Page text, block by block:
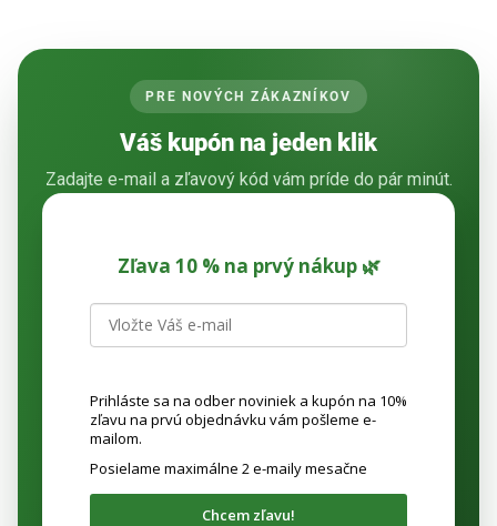
PRE NOVÝCH ZÁKAZNÍKOV
Váš kupón na jeden klik
Zadajte e-mail a zľavový kód vám príde do pár minút.
Zľava 10 % na prvý nákup 🌿
Prihláste sa na odber noviniek a kupón na 10%
zľavu na prvú objednávku vám pošleme e-
mailom.
Posielame maximálne 2 e-maily mesačne
Chcem zľavu!